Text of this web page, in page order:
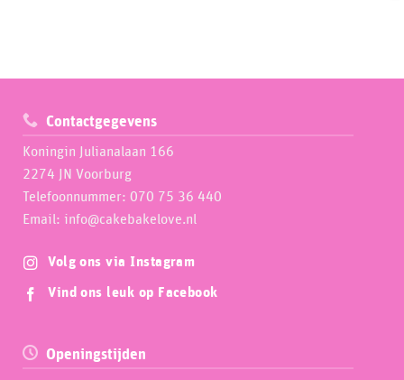
Contactgegevens
Koningin Julianalaan 166
2274 JN Voorburg
Telefoonnummer: 070 75 36 440
Email: info@cakebakelove.nl
Volg ons via Instagram
Vind ons leuk op Facebook
Openingstijden